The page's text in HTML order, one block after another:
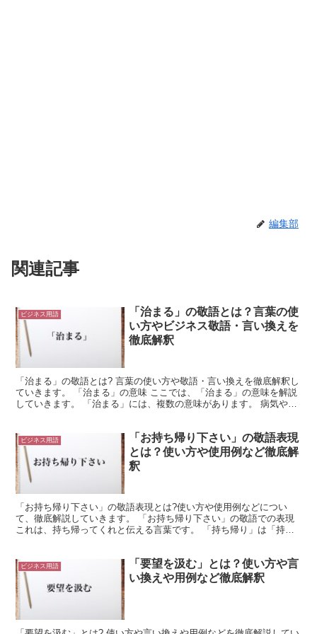
編集部
関連記事
ビジネス用語
「治まる」の敬語とは？言葉の使
い方やビジネス敬語・言い換えを
徹底解釈
「治まる」の敬語とは? 言葉の使い方や敬語・言い換えを徹底解釈し
ていきます。 「治まる」の意味 ここでは、「治まる」の意味を解説
していきます。 「治まる」には、複数の意味があります。 病気や痛
ビジネス用語
「お持ち帰り下さい」の敬語表現
とは？使い方や使用例など徹底解
釈
「お持ち帰り下さい」の敬語表現とは?使い方や使用例などについ
て、徹底解説していきます。 「お持ち帰り下さい」の敬語での表現
これは、持ち帰ってくれと伝える言葉です。 「持ち帰り」は「持ち
ビジネス用語
「要望を汲む」とは？使い方や言
い換えや用例など徹底解釈